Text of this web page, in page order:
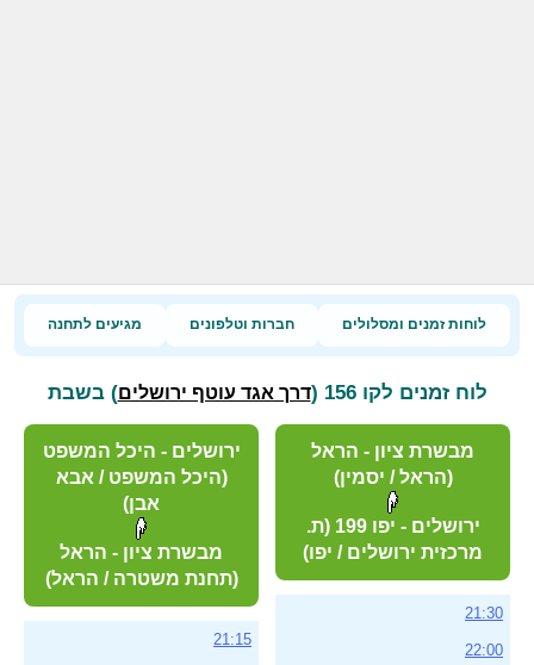
לוחות זמנים ומסלולים חברות וטלפונים מגיעים לתחנה
לוח זמנים לקו 156 ( דרך אגד עוטף ירושלים) בשבת
מבשרת ציון - הראל
(הראל / יסמין)
ירושלים - יפו 199 (ת.
מרכזית ירושלים / יפו)
21:30
22:00
ירושלים - היכל המשפט
(היכל המשפט / אבא
אבן)
מבשרת ציון - הראל
(תחנת משטרה / הראל)
21:15